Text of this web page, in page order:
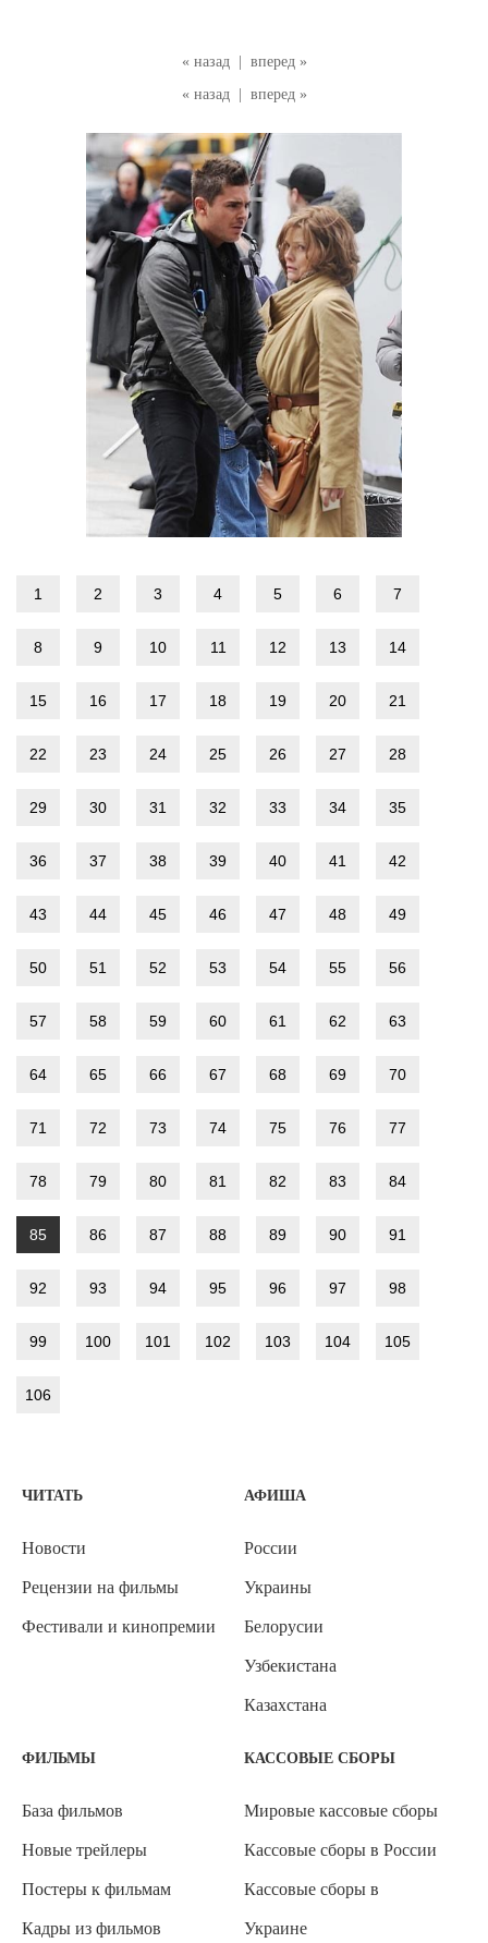
« назад
вперед »
« назад
вперед »
1 2 3 4 5 6 7
8 9 10 11 12 13 14
15 16 17 18 19 20 21
22 23 24 25 26 27 28
29 30 31 32 33 34 35
36 37 38 39 40 41 42
43 44 45 46 47 48 49
50 51 52 53 54 55 56
57 58 59 60 61 62 63
64 65 66 67 68 69 70
71 72 73 74 75 76 77
78 79 80 81 82 83 84
85 86 87 88 89 90 91
92 93 94 95 96 97 98
99 100 101 102 103 104 105
106
ЧИТАТЬ
Новости
Рецензии на фильмы
Фестивали и кинопремии
АФИША
России
Украины
Белорусии
Узбекистана
Казахстана
ФИЛЬМЫ
База фильмов
Новые трейлеры
Постеры к фильмам
Кадры из фильмов
КАССОВЫЕ СБОРЫ
Мировые кассовые сборы
Кассовые сборы в России
Кассовые сборы в
Украине